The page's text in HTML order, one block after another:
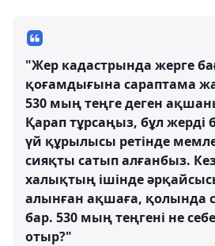
"Жер кадастрында жерге
қоғамдығына сараптама
530 мың теңге деген
Қарап тұрсаңыз, бұл жерді
үй құрылысы ретінде
сияқты сатып алғанбыз.
халықтың ішінде
алынған ақшаға, қолында
бар. 530 мың теңгені не
отыр?"